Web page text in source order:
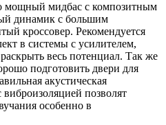
мощный мидбас с композитным
динамик с большим
кроссовер. Рекомендуется
в системы с усилителем,
весь потенциал. Так же
подготовить двери для
акустическая
позволят
особенно в